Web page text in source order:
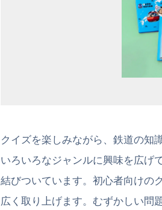
クイズを楽しみながら、鉄道の知
いろいろなジャンルに興味を広げ
結びついています。初心者向けの
広く取り上げます。むずかしい問